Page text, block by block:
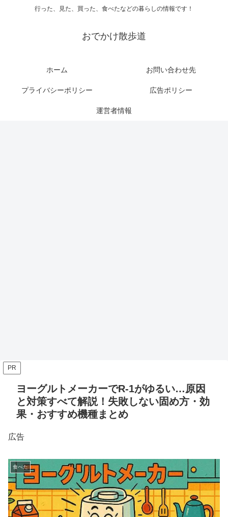
行った、見た、買った、食べたなどの暮らしの情報です！
おでかけ散歩道
ホーム お問い合わせ先
プライバシーポリシー 広告ポリシー
運営者情報
PR
ヨーグルトメーカーでR-1がゆるい…原因
と対策すべて解説！失敗しない固め方・効
果・おすすめ機種まとめ
広告
食べた